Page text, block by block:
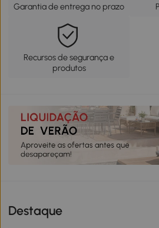
Garantia de entrega no prazo
Recursos de segurança e
produtos
Destaque